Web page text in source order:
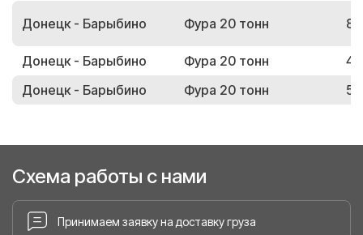
Донецк - Барыбино Фура 20 тонн
Донецк - Барыбино Фура 20 тонн
Донецк - Барыбино
Фура 20 тонн
Схема работы с нами
Принимаем заявку на доставку груза